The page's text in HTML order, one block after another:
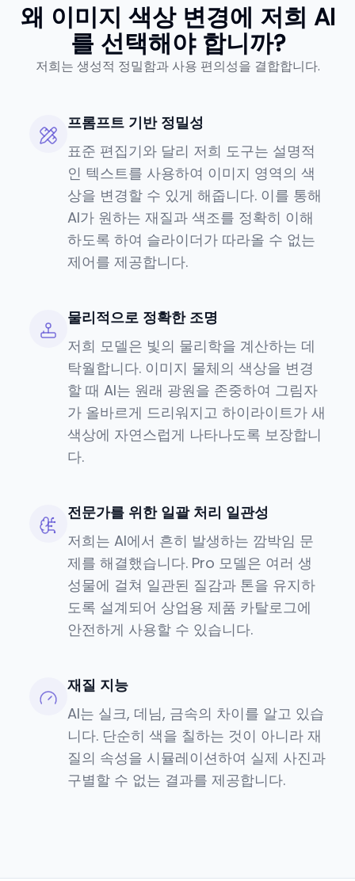
왜 이미지 색상 변경에 저희 AI
를 선택해야 합니까?
저희는 생성적 정밀함과 사용 편의성을 결합합니다.
프롬프트 기반 정밀성
표준 편집기와 달리 저희 도구는 설명적
인 텍스트를 사용하여 이미지 영역의 색
상을 변경할 수 있게 해줍니다. 이를 통해
AI가 원하는 재질과 색조를 정확히 이해
하도록 하여 슬라이더가 따라올 수 없는
제어를 제공합니다.
물리적으로 정확한 조명
저희 모델은 빛의 물리학을 계산하는 데
탁월합니다. 이미지 물체의 색상을 변경
할 때 AI는 원래 광원을 존중하여 그림자
가 올바르게 드리워지고 하이라이트가 새
색상에 자연스럽게 나타나도록 보장합니
다.
전문가를 위한 일괄 처리 일관성
저희는 AI에서 흔히 발생하는 깜박임 문
제를 해결했습니다. Pro 모델은 여러 생
성물에 걸쳐 일관된 질감과 톤을 유지하
도록 설계되어 상업용 제품 카탈로그에
안전하게 사용할 수 있습니다.
재질 지능
AI는 실크, 데님, 금속의 차이를 알고 있습
니다. 단순히 색을 칠하는 것이 아니라 재
질의 속성을 시뮬레이션하여 실제 사진과
구별할 수 없는 결과를 제공합니다.